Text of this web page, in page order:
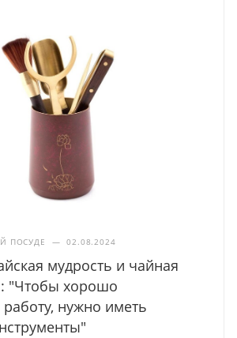
ПОСУДЕ — 02.08.2024
мудрость и чайная
"Чтобы хорошо
нужно иметь